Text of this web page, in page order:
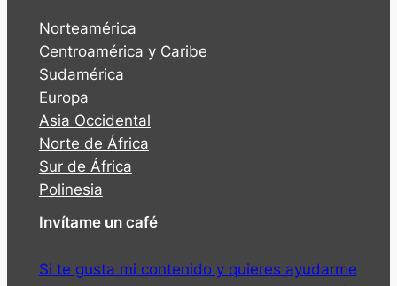
Norteamérica
Centroamérica y Caribe
Sudamérica
Europa
Asia Occidental
Norte de África
Sur de África
Polinesia
Invítame un café
Si te gusta mi contenido y quieres ayudarme